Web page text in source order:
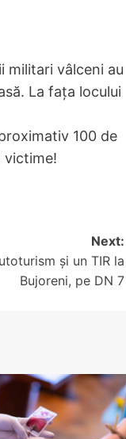
militari vâlceni au
La fața locului
100 de
victime!
Next:
și un TIR la
Bujoreni, pe DN 7